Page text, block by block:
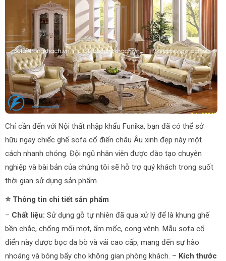
Chỉ cần đến với Nội thất nhập khẩu Funika, bạn đã có thể sở
hữu ngay chiếc ghế sofa cổ điển châu Âu xinh đẹp này một
cách nhanh chóng. Đội ngũ nhân viên được đào tạo chuyên
nghiệp và bài bản của chúng tôi sẽ hỗ trợ quý khách trong suốt
thời gian sử dụng sản phẩm.
⭐ Thông tin chi tiết sản phẩm
– Chất liệu: Sử dụng gỗ tự nhiên đã qua xử lý để là khung ghế
bền chắc, chống mối mọt, ẩm mốc, cong vênh. Mẫu sofa cổ
điển này được bọc da bò và vải cao cấp, mang đến sự hào
nhoáng và bóng bẩy cho không gian phòng khách. – Kích thước